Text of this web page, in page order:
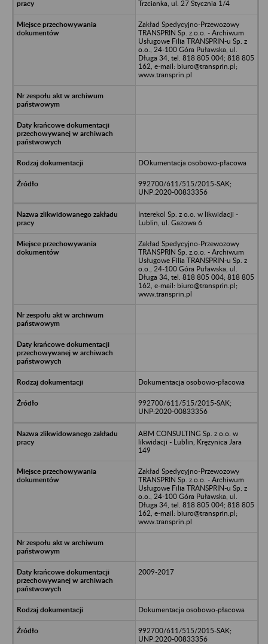
Trzcianka, ul. 27 Stycznia 1/4
Zakład Spedycyjno-Przewozowy
TRANSPRIN Sp. z.o.o. - Archiwum
Usługowe Filia TRANSPRIN-u Sp. z
o.o., 24-100 Góra Puławska, ul.
Długa 34, tel. 818 805 004; 818 805
162, e-mail: biuro@transprin.pl;
www.transprin.pl
DOkumentacja osobowo-płacowa
992700/611/515/2015-SAK;
UNP:2020-00833356
Interekol Sp. z o.o. w likwidacji -
Lublin, ul. Gazowa 6
Zakład Spedycyjno-Przewozowy
TRANSPRIN Sp. z.o.o. - Archiwum
Usługowe Filia TRANSPRIN-u Sp. z
o.o., 24-100 Góra Puławska, ul.
Długa 34, tel. 818 805 004; 818 805
162, e-mail: biuro@transprin.pl;
www.transprin.pl
Dokumentacja osobowo-płacowa
992700/611/515/2015-SAK;
UNP:2020-00833356
ABM CONSULTING Sp. z o.o. w
likwidacji - Lublin, Krężynica Jara
149
Zakład Spedycyjno-Przewozowy
TRANSPRIN Sp. z.o.o. - Archiwum
Usługowe Filia TRANSPRIN-u Sp. z
o.o., 24-100 Góra Puławska, ul.
Długa 34, tel. 818 805 004; 818 805
162, e-mail: biuro@transprin.pl;
www.transprin.pl
2009-2017
Dokumentacja osobowo-płacowa
992700/611/515/2015-SAK;
UNP:2020-00833356